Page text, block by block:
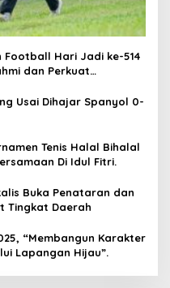
Football Hari Jadi ke-514
dan Perkuat
Usai Dihajar Spanyol 0-
Tenis Halal Bihalal
Di Idul Fitri.
Buka Penataran dan
Tingkat Daerah
“Membangun Karakter
Lapangan Hijau”.